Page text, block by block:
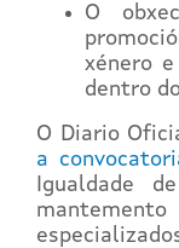
O
xénero
dentro
O Diario
a
Igualdade